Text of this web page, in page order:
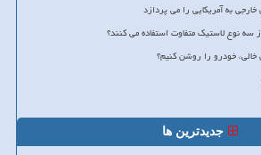
به آمریکایی را می پردازد
سه نوع لاستیک متفاوت استفاده می کنند؟
خودرو را روشن کنیم؟
جدیدترین ها